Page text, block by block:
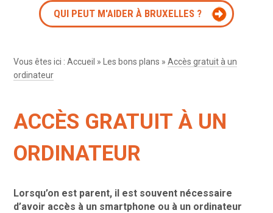
QUI PEUT M'AIDER À BRUXELLES ?
Vous êtes ici :Accueil » Les bons plans »Accès gratuit à un
ordinateur
ACCÈS GRATUIT À UN
ORDINATEUR
Lorsqu’on est parent, il est souvent nécessaire
d’avoir accès à un smartphone ou à un ordinateur